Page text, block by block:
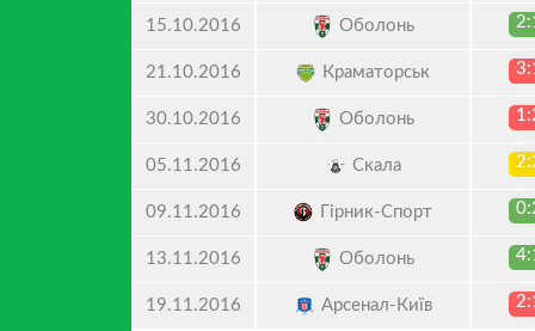
15.10.2016 Оболонь
21.10.2016 Краматорськ
30.10.2016 Оболонь
05.11.2016 Скала
09.11.2016 Гірник-Спорт
13.11.2016 Оболонь
19.11.2016 Арсенал-Київ